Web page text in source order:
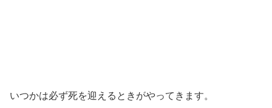
いつかは必ず死を迎えるときがやってきます。